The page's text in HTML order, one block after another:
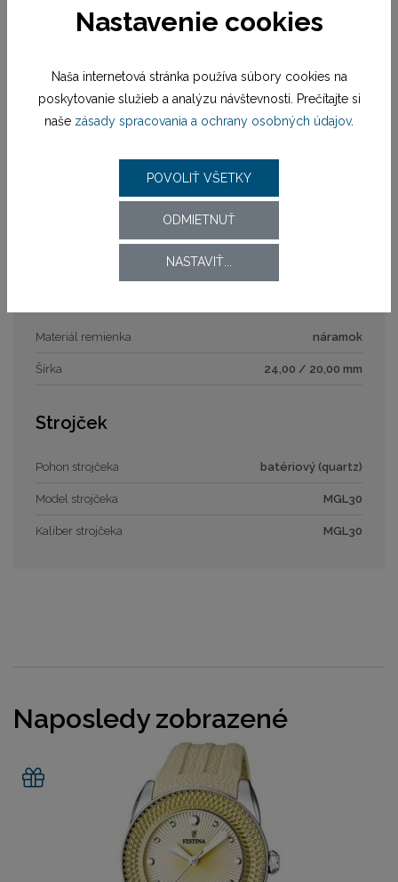
Sklíčko minerálne
Rozmer puzdra 41 mm
Rozmer číselníka
Materiál remienka náramok
Šírka 24,00 / 20,00 mm
Strojček
Pohon strojčeka batériový (quartz)
Model strojčeka MGL30
Kaliber strojčeka MGL30
Naposledy zobrazené
Nastavenie cookies
Naša internetová stránka používa súbory cookies na
poskytovanie služieb a analýzu návštevnosti. Prečítajte si
naše zásady spracovania a ochrany osobných údajov.
POVOLIŤ VŠETKY
ODMIETNUŤ
NASTAVIŤ...